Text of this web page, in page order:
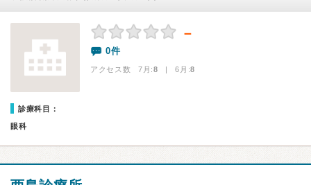
－
0件
アクセス数 7月:8 | 6月:8
診療科目：
眼科